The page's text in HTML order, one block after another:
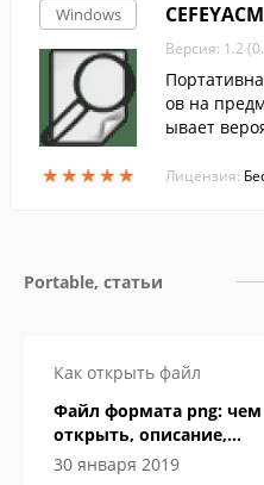
Windows
★★★★★
★★★★★
CEFEYACM
Версия: 1.2
ов на
ывает
Лицензия:
Portable, статьи
Как открыть файл
Файл формата png: чем
открыть, описание,
особенности
30 января 2019